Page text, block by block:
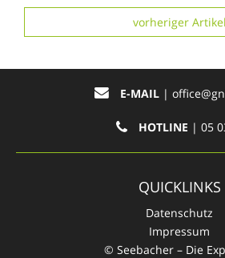
vorheriger Artikel
E-MAIL|
HOTLINE | 05
QUICKLINKS
Datenschutz
Impressum
© Seebacher – Die